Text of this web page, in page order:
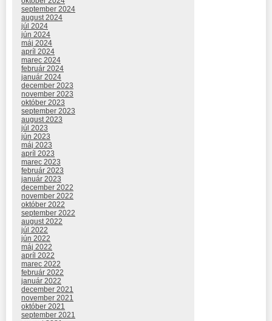
september 2024
august 2024
júl 2024
jún 2024
máj 2024
apríl 2024
marec 2024
február 2024
január 2024
december 2023
november 2023
október 2023
september 2023
august 2023
júl 2023
jún 2023
máj 2023
apríl 2023
marec 2023
február 2023
január 2023
december 2022
november 2022
október 2022
september 2022
august 2022
júl 2022
jún 2022
máj 2022
apríl 2022
marec 2022
február 2022
január 2022
december 2021
november 2021
október 2021
september 2021